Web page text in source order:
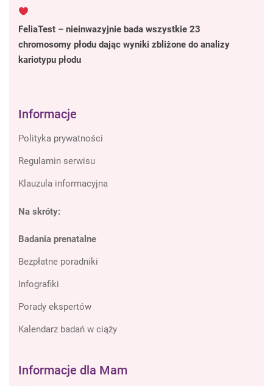
FeliaTest – nieinwazyjnie bada wszystkie 23
chromosomy płodu dając wyniki zbliżone do analizy
kariotypu płodu
Informacje
Polityka prywatności
Regulamin serwisu
Klauzula informacyjna
Na skróty:
Badania prenatalne
Bezpłatne poradniki
Infografiki
Porady ekspertów
Kalendarz badań w ciąży
Informacje dla Mam